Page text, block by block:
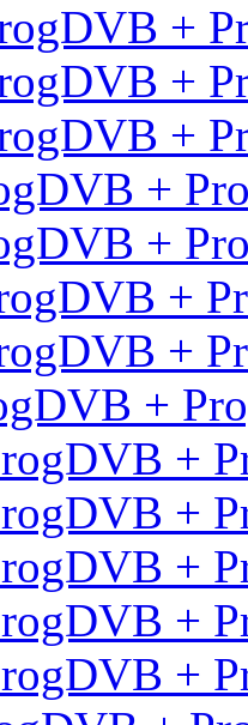
+
+
+
+
+
+
+
+
+
+
+
+
+